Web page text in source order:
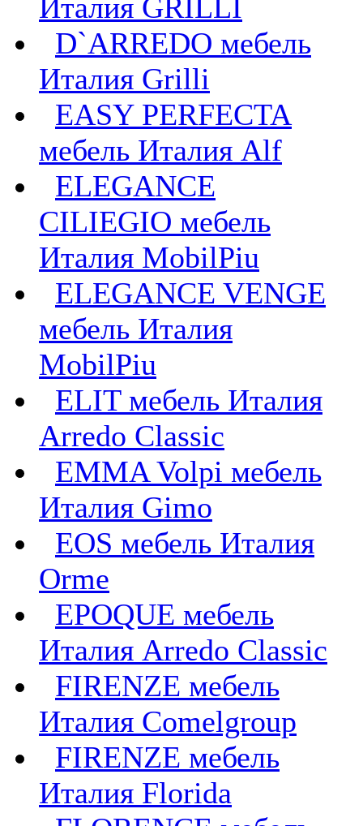
Италия GRILLI
D`ARREDO мебель
Италия Grilli
EASY PERFECTA
мебель Италия Alf
ELEGANCE
CILIEGIO мебель
Италия MobilPiu
ELEGANCE VENGE
мебель Италия
MobilPiu
ELIT мебель Италия
Arredo Classic
EMMA Volpi мебель
Италия Gimo
EOS мебель Италия
Orme
EPOQUE мебель
Италия Arredo Classic
FIRENZE мебель
Италия Comelgroup
FIRENZE мебель
Италия Florida